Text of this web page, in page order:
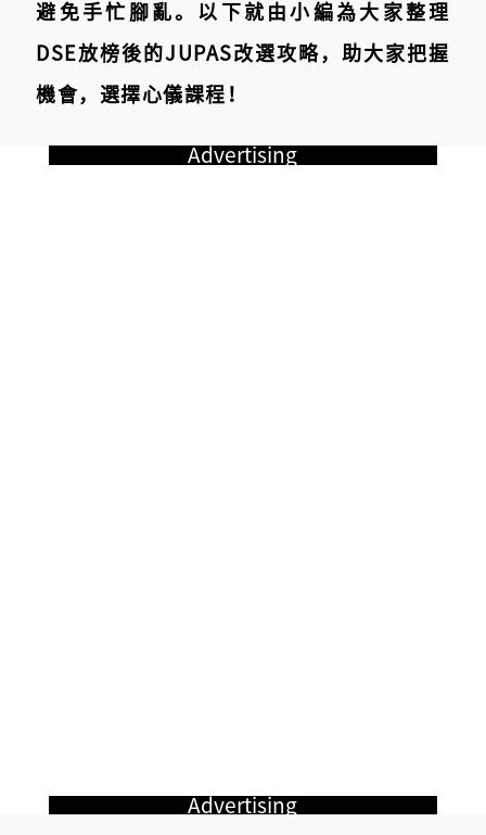
避免手忙腳亂。 以下就由小編為大家整理
DSE放榜後的JUPAS改選攻略，助大家把握
機會，選擇心儀課程！
Advertising
Advertising